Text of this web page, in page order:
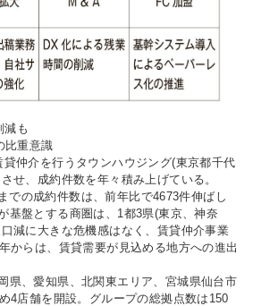
減も
比重意識
仲介を行うタウンハウジング(東京都千代
せ、成約件数を年々積み上げている。
での成約件数は、前年比で4673件伸ばし
基盤とする商圏は、1都3県(東京、神奈
減に大きな危機感はなく、賃貸仲介事業
からは、賃貸需要が見込める地方への進出
県、愛知県、北関東エリア、宮城県仙台市
4店舗を開設。グループの総拠点数は150